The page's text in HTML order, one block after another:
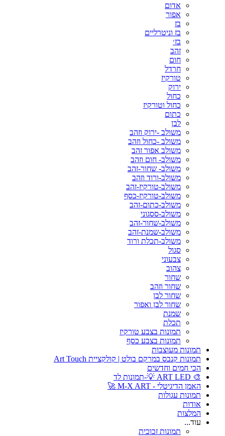
אדום
אפור
בז
בז וניטרליים
בז׳
זהב
חום
חרדל
טורקיז
ירוק
כחול
כחול וטורקיז
כתום
לבן
משולב -ירוק וזהב
משולב -כחול וזהב
משולב אפור זהב
משולב- חום וזהב
משולב- שחור-זהב
משולב-ורוד וזהב
משולב-טורקיז-זהב
משולב-טורקיז-כסף
משולב-כתום-זהב
משולב-ססגוני
משולב-שחור-זהב
משולב-שמנת-זהב
משולב-תכלת ורוד
סגול
צבעוני
צהוב
שחור
שחור וזהב
שחור לבן
שחור לבן ואפור
שמנת
תכלת
תמונות בצבע טורקיז
תמונות בצבע כסף
תמונות מעוצבות
תמונות קנבס במרקם בולט | קולקציית Art Touch
הכי חמים וחדשים
🎨 ART LED 💡-תמונות לד
האמן הדיגיטלי - M-X ART 🚀
תמונות עגולות
אודות
המלצות
עוד...
תמונות זכוכית